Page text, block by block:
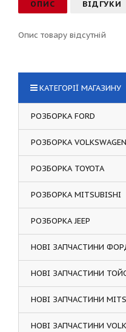
ОПИС ВІДГУКИ
Опис товару відсутній
КАТЕГОРІЇ МАГАЗИНУ
РОЗБОРКА FORD
РОЗБОРКА VOLKSWAGEN
РОЗБОРКА TOYOTA
РОЗБОРКА MITSUBISHI
РОЗБОРКА JEEP
НОВІ ЗАПЧАСТИНИ
НОВІ ЗАПЧАСТИНИ
НОВІ ЗАПЧАСТИНИ
НОВІ ЗАПЧАСТИНИ